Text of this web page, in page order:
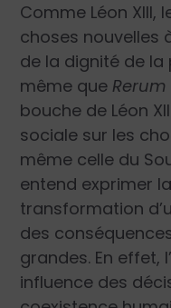
Comme Léon XIII,
choses nouvelles
de la dignité de la
même que
bouche de Léon
sociale sur les
même celle du
entend exprimer
transformation
des
grandes. En effet,
influence des